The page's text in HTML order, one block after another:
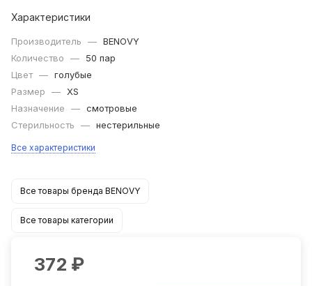
Характеристики
Производитель — BENOVY
Количество
—
50 пар
Цвет — голубые
Размер
— XS
Назначение
— смотровые
Стерильность
— нестерильные
Все характеристики
Все товары бренда BENOVY
Все товары категории
372 ₽